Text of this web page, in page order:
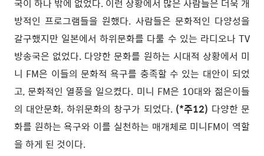
국이 하나 밖에 없었다. 이런 상황에서 많은 사람들은 더욱 개
방적인 프로그램들을 원했다. 사람들은 문화적인 다양성을
갈구했지만 일본에서 하위문화를 다룰 수 있는 라디오나 TV
방송국은 없었다. 다양한 문화를 원하는 시대적 상황에서 미
니 FM은 이들의 문화적 욕구를 충족할 수 있는 대안이 되었
고, 문화적인 열풍을 일으켰다. 미니 FM은 10대와 젊은이들
의 대안문화, 하위문화의 창구가 되었다. (*주12) 다양한 문
화를 원하는 욕구와 이를 실천하는 매개체로 미니FM이 역할
을 하게 된 것이다.